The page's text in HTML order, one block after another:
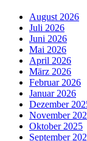
August 2026
Juli 2026
Juni 2026
Mai 2026
April 2026
März 2026
Februar 2026
Januar 2026
Dezember
November
Oktober 2025
September